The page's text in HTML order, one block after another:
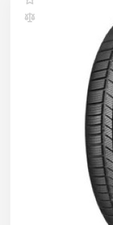
Continental